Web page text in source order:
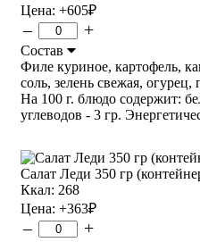
Цена: +605₽
– +
Состав
Филе куриное, картофель,
соль, зелень свежая,
На 100 г. блюдо содержит:
углеводов - 3 гр.
Салат Леди 350 гр
Ккал: 268
Цена: +363₽
– +